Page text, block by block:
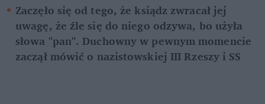
Zaczęło się od tego, że ksiądz zwracał jej
uwagę, że źle się do niego odzywa, bo użyła
słowa "pan". Duchowny w pewnym momencie
zaczął mówić o nazistowskiej III Rzeszy i SS